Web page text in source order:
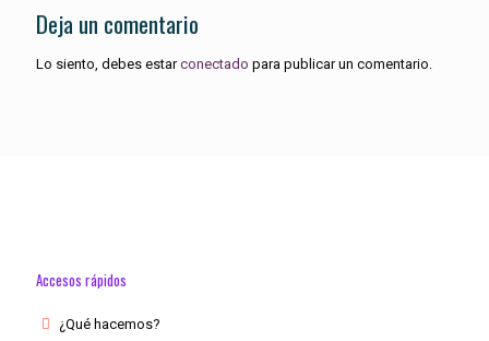
Deja un comentario
Lo siento, debes estarconectado para publicar un comentario.
Accesos rápidos
¿Qué hacemos?